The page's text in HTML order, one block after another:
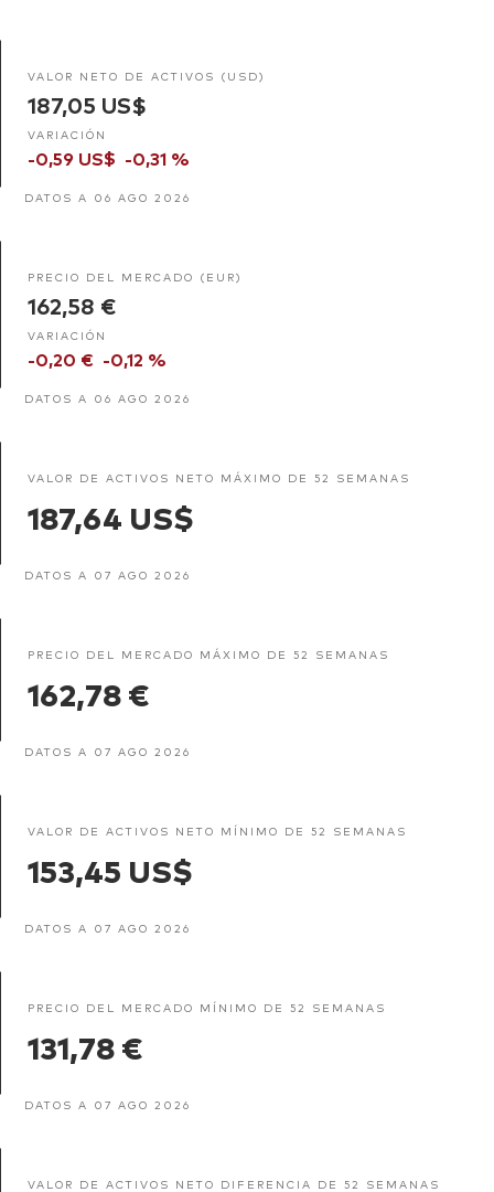
VALOR NETO DE ACTIVOS (USD)
187,05 US$
VARIACIÓN
-0,59 US$ -0,31 %
DATOS A 06 AGO 2026
PRECIO DEL MERCADO (EUR)
162,58 €
VARIACIÓN
-0,20 € -0,12 %
DATOS A 06 AGO 2026
VALOR DE ACTIVOS NETO MÁXIMO DE 52 SEMANAS
187,64 US$
DATOS A 07 AGO 2026
PRECIO DEL MERCADO MÁXIMO DE 52 SEMANAS
162,78 €
DATOS A 07 AGO 2026
VALOR DE ACTIVOS NETO MÍNIMO DE 52 SEMANAS
153,45 US$
DATOS A 07 AGO 2026
PRECIO DEL MERCADO MÍNIMO DE 52 SEMANAS
131,78 €
DATOS A 07 AGO 2026
VALOR DE ACTIVOS NETO DIFERENCIA DE 52 SEMANAS